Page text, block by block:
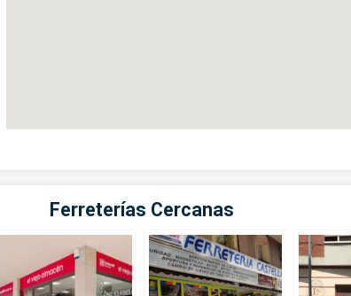
Ferreterías Cercanas